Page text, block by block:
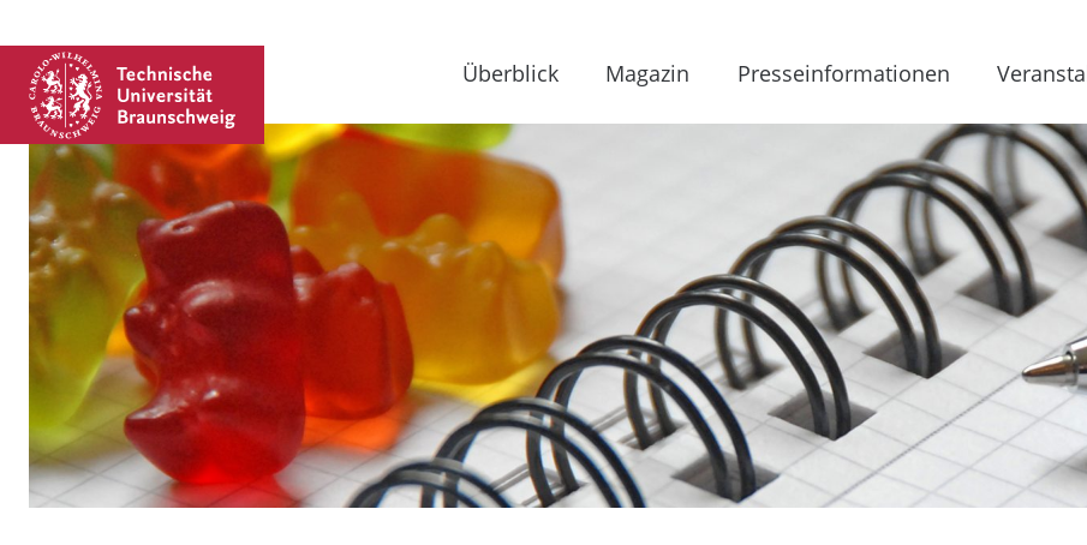
Überblick Magazin Presseinformationen